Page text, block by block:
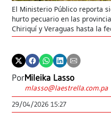
El Ministerio Público reporta
hurto pecuario en las
Chiriquí y Veraguas hasta la
PorMileika Lasso
mlasso@laestrella.com.pa
29/04/2026 15:27